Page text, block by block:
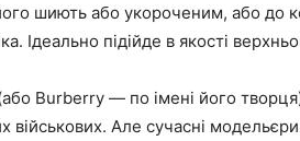
шиють або укороченим, або до
Ідеально підійде в якості
Burberry — по імені його
військових. Але сучасні